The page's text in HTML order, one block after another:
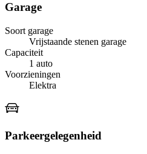
Garage
Soort garage
Vrijstaande stenen garage
Capaciteit
1 auto
Voorzieningen
Elektra
Parkeergelegenheid